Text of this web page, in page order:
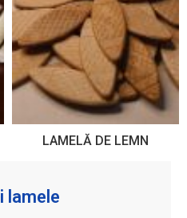
LAMELĂ DE LEMN
lamele